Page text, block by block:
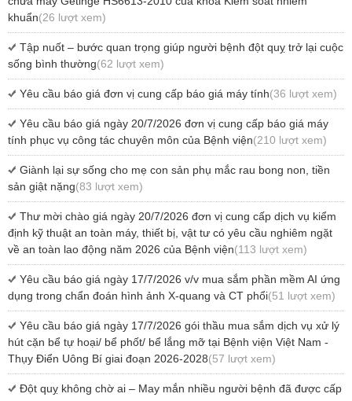
khuẩn(26 lượt xem)
Tập nuốt – bước quan trọng giúp người bệnh đột quỵ trở lại cuộc
sống bình thường(62 lượt xem)
Yêu cầu báo giá đơn vị cung cấp báo giá máy tính(36 lượt xem)
Yêu cầu báo giá ngày 20/7/2026 đơn vị cung cấp báo giá máy
tính phục vụ công tác chuyên môn của Bệnh viện(210 lượt xem)
Giành lại sự sống cho mẹ con sản phụ mắc rau bong non, tiền
sản giật nặng(83 lượt xem)
Thư mời chào giá ngày 20/7/2026 đơn vị cung cấp dịch vụ kiểm
định kỹ thuật an toàn máy, thiết bị, vật tư có yêu cầu nghiêm ngặt
về an toàn lao động năm 2026 của Bệnh viện(113 lượt xem)
Yêu cầu báo giá ngày 17/7/2026 v/v mua sắm phần mềm AI ứng
dụng trong chẩn đoán hình ảnh X-quang và CT phổi(51 lượt xem)
Yêu cầu báo giá ngày 17/7/2026 gói thầu mua sắm dịch vụ xử lý
hút cặn bể tự hoại/ bể phốt/ bể lắng mỡ tại Bệnh viện Việt Nam -
Thụy Điển Uông Bí giai đoạn 2026-2028(57 lượt xem)
Đột quỵ không chờ ai – May mắn nhiều người bệnh đã được cấp